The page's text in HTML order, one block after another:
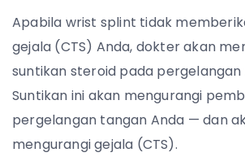
Apabila wrist splint tidak
gejala (CTS) Anda, dokter akan
suntikan steroid pada pergelangan
Suntikan ini akan mengurangi
pergelangan tangan Anda — dan
mengurangi gejala (CTS).